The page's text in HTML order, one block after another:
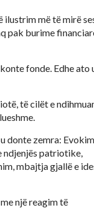
ilustrim më të mirë
pak burime
fonde. Edhe ato
të cilët e
donte zemra:
ndjenjës patriotike,
mbajtja gjallë e
një reagim të